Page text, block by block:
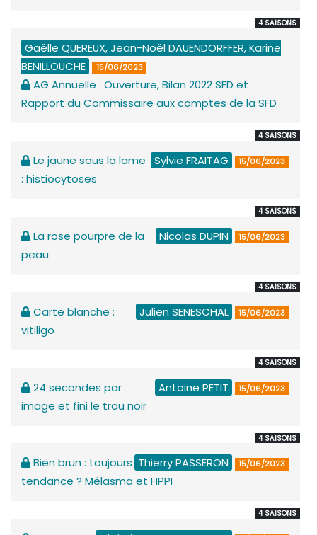
4 SAISONS
Gaëlle QUEREUX, Jean-Noël DAUENDORFFER, Karine
BENILLOUCHE
15/06/2023
AG Annuelle : Ouverture, Bilan 2022 SFD et
Rapport du Commissaire aux comptes de la SFD
4 SAISONS
Sylvie FRAITAG 15/06/2023
Le jaune sous la lame
: histiocytoses
4 SAISONS
Nicolas DUPIN 15/06/2023
La rose pourpre de la
peau
4 SAISONS
Julien SENESCHAL 15/06/2023
Carte blanche :
vitiligo
4 SAISONS
Antoine PETIT 15/06/2023
24 secondes par
image et fini le trou noir
4 SAISONS
Thierry PASSERON 15/06/2023
Bien brun : toujours
tendance ? Mélasma et HPPI
4 SAISONS